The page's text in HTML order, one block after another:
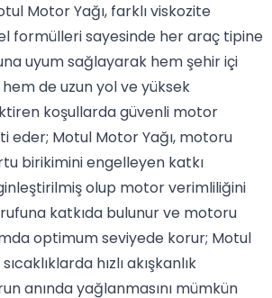
Motor Yağı, farklı viskozite
formülleri sayesinde her araç tipine
uyum sağlayarak hem şehir içi
de uzun yol ve yüksek
koşullarda güvenli motor
eder; Motul Motor Yağı, motoru
birikimini engelleyen katkı
olup motor verimliliğini
katkıda bulunur ve motoru
optimum seviyede korur; Motul
hızlı akışkanlık
anında yağlanmasını mümkün